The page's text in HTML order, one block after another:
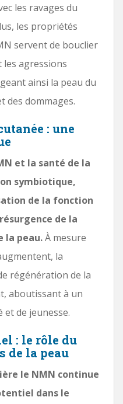
les ravages du
les propriétés
servent de bouclier
agressions
ainsi la peau du
des dommages.
: une
et la santé de la
symbiotique,
de la fonction
de la
la peau.À mesure
la
régénération de la
aboutissant à un
de jeunesse.
: le rôle du
de la peau
le NMN continue
dans le